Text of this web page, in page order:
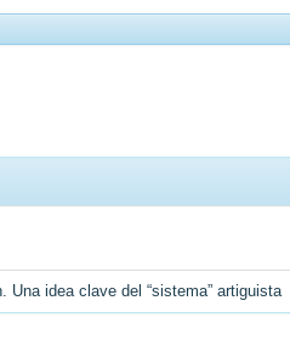
Una idea clave del “sistema” artiguista